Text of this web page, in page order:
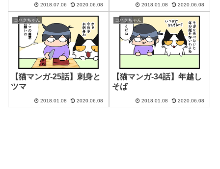
2018.07.06 2020.06.08 2018.01.08 2020.06.08
コハクちゃん
【猫マンガ-25話】刺身と
ツマ
2018.01.08 2020.06.08
コハクちゃん
【猫マンガ-34話】年越し
そば
2018.01.08 2020.06.08